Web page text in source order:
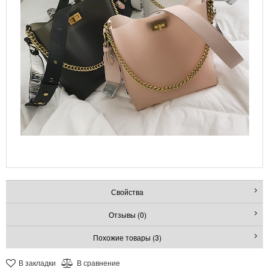
Свойства
Отзывы (0)
Похожие товары (3)
В закладки В сравнение